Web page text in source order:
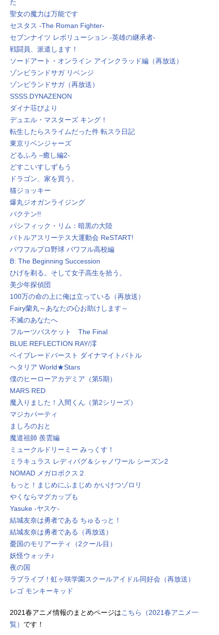
た
聖女の魔力は万能です
セスタス -The Roman Fighter-
セブンナイツ レボリューション -英雄の継承者-
戦闘員、派遣します！
ソードアート・オンライン アインクラッド編（再放送）
ゾンビランドサガ リベンジ
ゾンビランドサガ（再放送）
SSSS.DYNAZENON
ダイナ荘びより
デュエル・マスターズ キング！
転生したらスライムだった件 転スラ日記
東京リベンジャーズ
どるふろ –癒し編2-
どすこいすしずもう
ドラゴン、家を買う。
猫ジョッキー
爆丸ジオガンライジング
バクテン!!
パシフィック・リム：暗黒の大陸
バトルアスリーテス大運動会 ReSTART!
パワフルプロ野球 パワフル高校編
B: The Beginning Succession
ひげを剃る。そして女子高生を拾う。
美少年探偵団
100万の命の上に俺は立っている（再放送）
Fairy蘭丸～あなたの心お助けします～
不滅のあなたへ
フルーツバスケット The Final
BLUE REFLECTION RAY/澪
ベイブレードバースト ダイナマイトバトル
ヘタリア World★Stars
僕のヒーローアカデミア（第5期）
MARS RED
魔入りました！入間くん（第2シリーズ）
マジカパーティ
ましろのおと
魔道祖師 羨雲編
ミュークルドリーミー みっくす！
ミラキュラス レディバグ＆シャノワール シーズン2
NOMAD メガロボクス２
もっと！まじめにふまじめ かいけつゾロリ
やくならマグカップも
Yasuke -ヤスケ-
結城友奈は勇者である ちゅるっと！
結城友奈は勇者である（再放送）
憂国のモリアーティ（2クール目）
妖怪ウォッチ♪
夜の国
ラブライブ！虹ヶ咲学園スクールアイドル同好会（再放送）
レゴ モンキーキッド
2021春アニメ情報のまとめページはこちら（2021春アニメ一
覧） です！